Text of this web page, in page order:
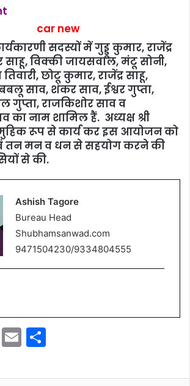
सदस्यों में गुड्डू कुमार, राजेंद्र
साहू, विक्की जायसवाल, मंटू सोनी,
छोटू कुमार, राजेंद्र साहू,
साव, शंकर साव, ईश्वर गुप्ता,
गुप्ता, राजकिशोर साव व
का नाम शामिल हैं. अध्‍यक्ष श्री
रूप से कार्य कर इस आयोजन को
तन मन व धन से सहयोग करने की
से की.
Ashish Tagore
Bureau Head
Shubhamsanwad.com
9471504230/9334804555
W E
ai ar